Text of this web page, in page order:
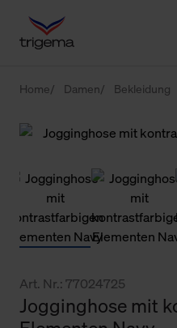
Home Damen Bekleidung
Art. Nr.: 77024725
Jogginghose mit